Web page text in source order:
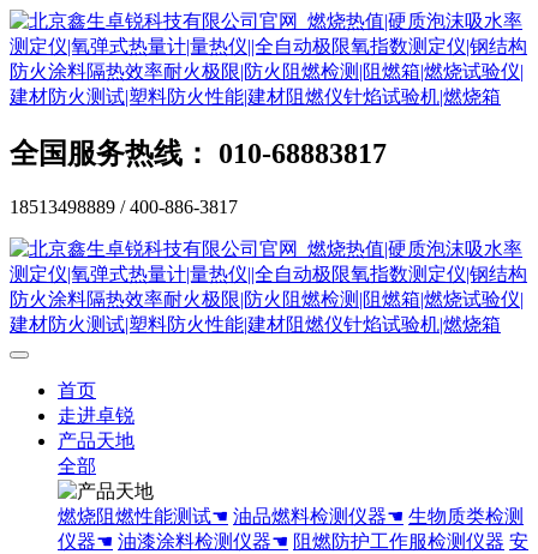
全国服务热线： 010-68883817
18513498889 / 400-886-3817
首页
走进卓锐
产品天地
全部
燃烧阻燃性能测试☚ 油品燃料检测仪器☚ 生物质类检测
仪器☚ 油漆涂料检测仪器☚ 阻燃防护工作服检测仪器 安